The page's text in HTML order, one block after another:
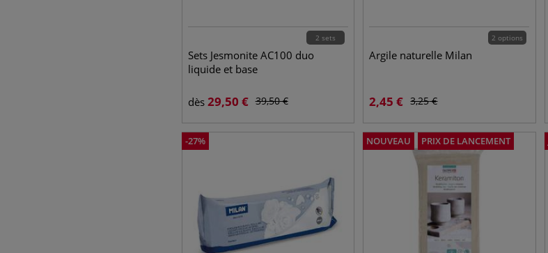
2 sets
Sets Jesmonite AC100 duo
liquide et base
dès 29,50 € 39,50€
2 options
Argile naturelle Milan
2,45 € 3,25€
-27% NOUVEAU PRIX DE LANCEMENT